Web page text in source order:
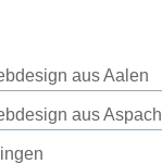
aus Aalen
aus Aspach